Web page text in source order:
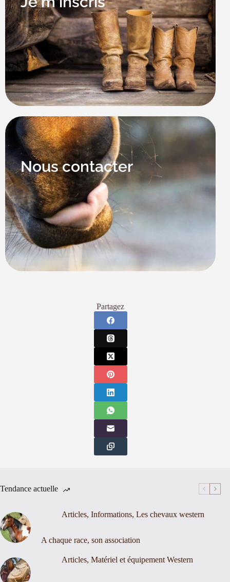
Nous contacter
Partagez
Tendance actuelle
Articles, Informations, Les chevaux western
A chaque race, son association
Articles, Matériel et équipement Western